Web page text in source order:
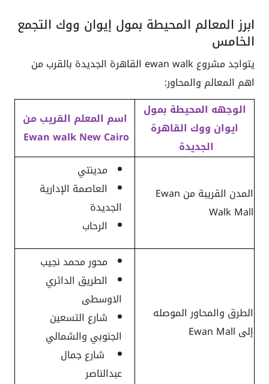
ابرز المعالم المحيطة بمول إيوان ووك التجمع
الخامس
يتواجد مشروع ewan walk القاهرة الجديدة بالقرب من
اهم المعالم والمحاور:
الوجهه المحيطة بمول
ايوان ووك القاهرة
الجديدة
اسم المعلم القريب من
Ewan walk New Cairo
المدن القريبة من Ewan
Walk Mall
مدينتي
العاصمة الإدارية
الجديدة
الرحاب
الطرق والمحاور الموصله
إلى Ewan Mall
محور محمد نجيب
الطريق الدائري
الاوسطى
شارع التسعين
الجنوبي والشمالي
شارع جمال
عبدالناصر